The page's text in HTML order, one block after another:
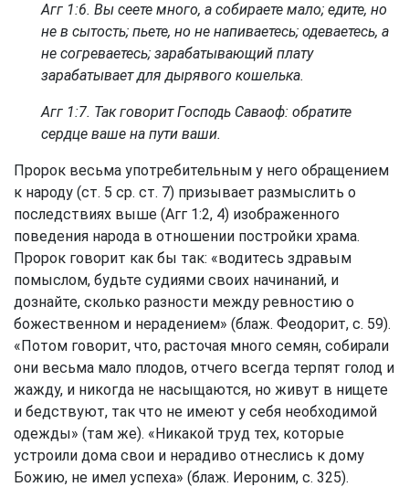
Агг 1:6. Вы сеете много, а собираете мало; едите, но
не в сытость; пьете, но не напиваетесь; одеваетесь, а
не согреваетесь; зарабатывающий плату
зарабатывает для дырявого кошелька.
Агг 1:7. Так говорит Господь Саваоф: обратите
сердце ваше на пути ваши.
Пророк весьма употребительным у него обращением
к народу (ст. 5 ср. ст. 7) призывает размыслить о
последствиях выше (Агг 1:2, 4) изображенного
поведения народа в отношении постройки храма.
Пророк говорит как бы так: «водитесь здравым
помыслом, будьте судиями своих начинаний, и
дознайте, сколько разности между ревностию о
божественном и нерадением» (блаж. Феодорит, с. 59).
«Потом говорит, что, расточая много семян, собирали
они весьма мало плодов, отчего всегда терпят голод и
жажду, и никогда не насыщаются, но живут в нищете
и бедствуют, так что не имеют у себя необходимой
одежды» (там же). «Никакой труд тех, которые
устроили дома свои и нерадиво отнеслись к дому
Божию, не имел успеха» (блаж. Иероним, с. 325).